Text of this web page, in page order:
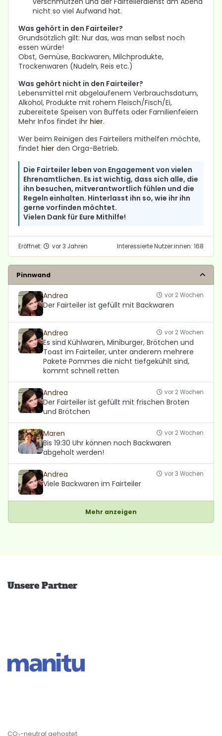
nicht so viel Aufwand hat.
Was gehört in den Fairteiler?
Grundsätzlich gilt: Nur das, was man selbst noch
essen würde!
Obst, Gemüse, Backwaren, Milchprodukte,
Trockenwaren (Nudeln, Reis etc.)
Was gehört nicht in den Fairteiler?
Lebensmittel mit abgelaufenem Verbrauchsdatum,
Alkohol, Produkte mit rohem Fleisch/Fisch/Ei,
zubereitete Speisen von Buffets oder Familienfeiern
Mehr Infos findet ihr hier.
Wer beim Reinigen des Fairteilers mithelfen möchte,
findet hier den Orga-Betrieb.
Die Fairteiler leben von Engagement von vielen
Ehrenamtlichen. Es ist wichtig, dass sich alle, die
ihn besuchen, mitverantwortlich fühlen und die
Regeln einhalten. Hinterlasst ihn so, wie ihr ihn
gerne vorfinden möchtet.
Vielen Dank für Eure Mithilfe!
Eröffnet: vor 3 Jahren Interessierte Nutzer:innen: 168
Pinnwand
Andrea vor 2 Wochen
Der Fairteiler ist gefüllt mit Backwaren
Andrea vor 2 Wochen
Es sind Kühlwaren, Miniburger, Brötchen und
Toast im Fairteiler, unter anderem mehrere
Pakete Pommes die nicht tiefgekühlt sind,
kommt schnell retten
Andrea vor 2 Wochen
Der Fairteiler ist gefüllt mit frischen Broten
und Brötchen
Maren vor 2 Wochen
Bis 19:30 Uhr können noch Backwaren
abgeholt werden!
Andrea vor 3 Wochen
Viele Backwaren im Fairteiler
Mehr anzeigen
Unsere Partner
CO₂-neutral gehostet